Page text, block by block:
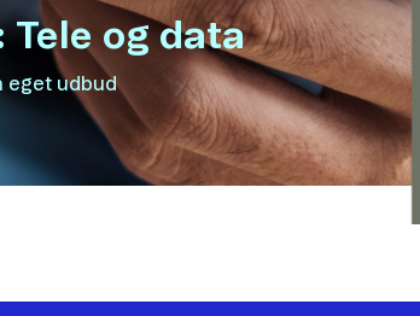
Tele og data
eget udbud